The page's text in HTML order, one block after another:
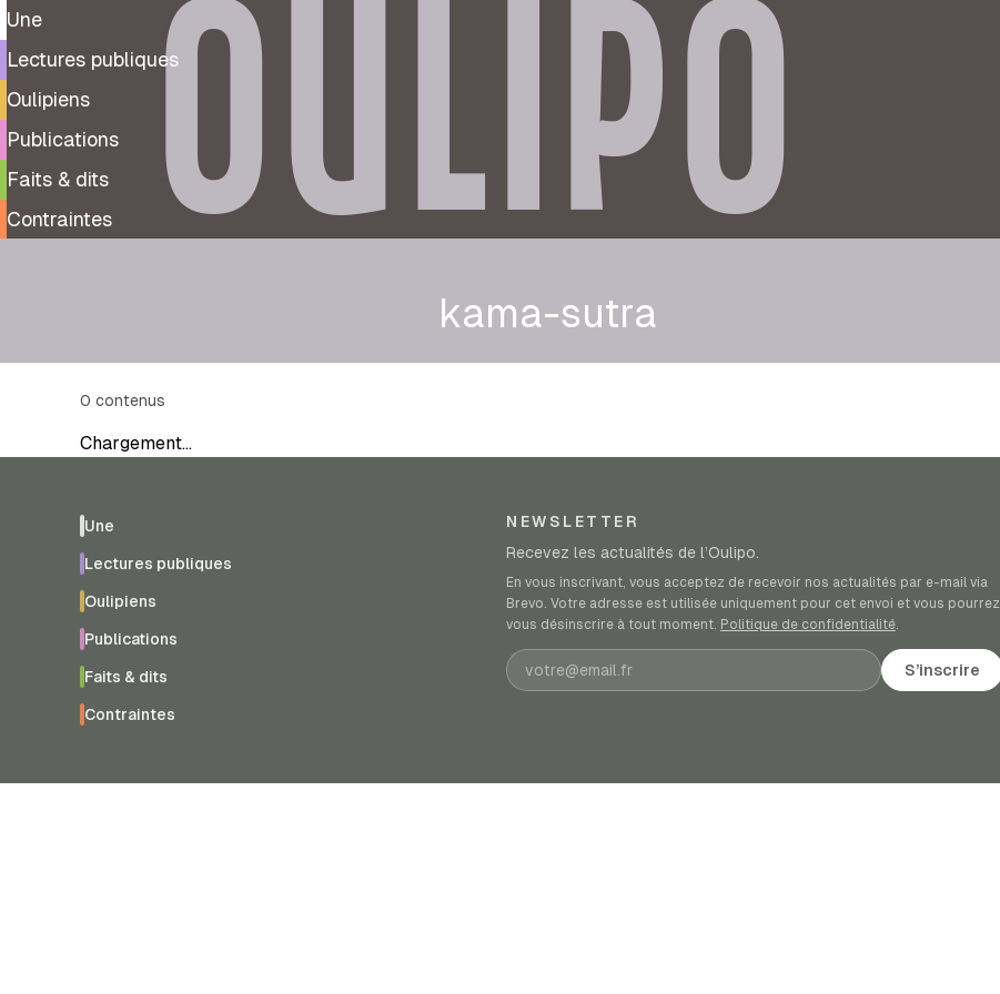
Une
Lectures publiques
Oulipiens
Publications
Faits & dits
Contraintes
OULIPO
kama-sutra
0 contenus
Chargement…
Une
Lectures publiques
Oulipiens
Publications
Faits & dits
Contraintes
NEWSLETTER
Recevez les actualités de l’Oulipo.
En vous inscrivant, vous acceptez de recevoir nos actualités par e-mail via
Brevo. Votre adresse est utilisée uniquement pour cet envoi et vous pourrez
vous désinscrire à tout moment. Politique de confidentialité.
Adresse e-mail S’inscrire